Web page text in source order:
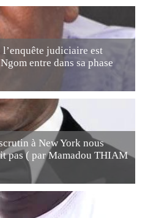
judiciaire est
entre dans sa phase
à New York nous
pas ( par Mamadou THIAM